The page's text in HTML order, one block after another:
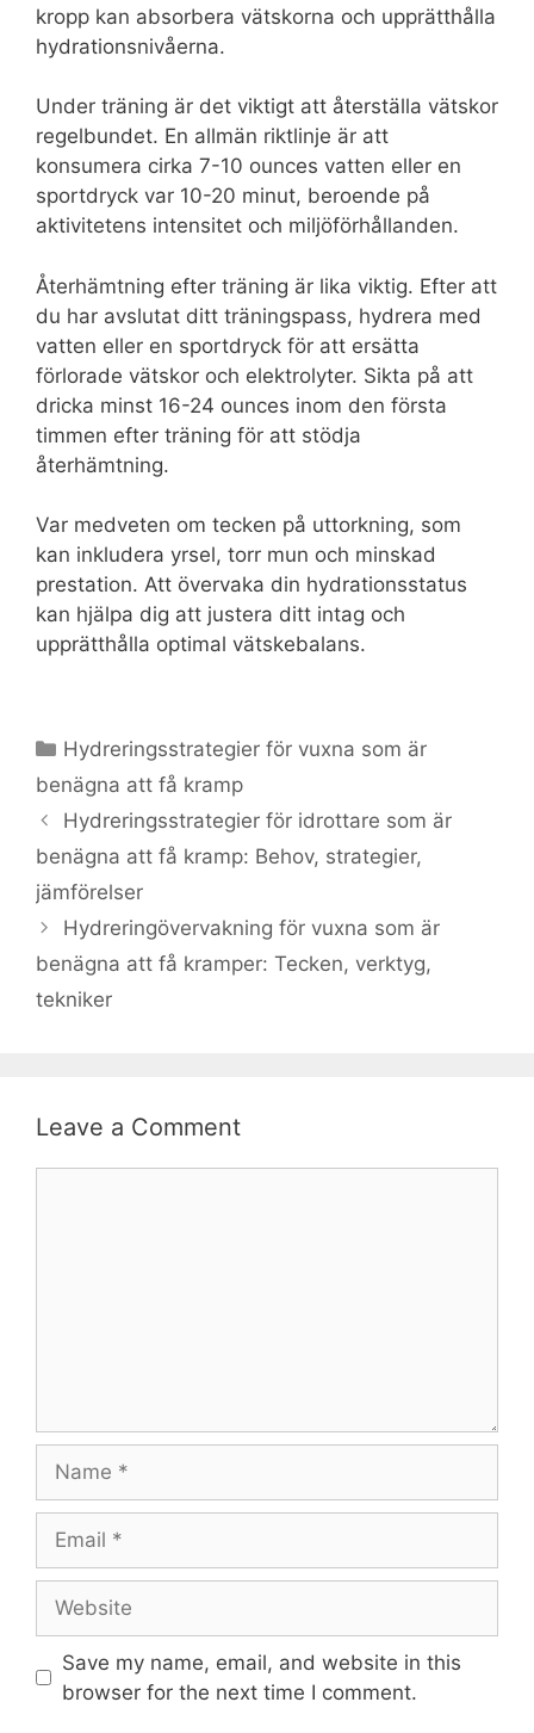
kropp kan absorbera vätskorna och upprätthålla
hydrationsnivåerna.
Under träning är det viktigt att återställa vätskor
regelbundet. En allmän riktlinje är att
konsumera cirka 7-10 ounces vatten eller en
sportdryck var 10-20 minut, beroende på
aktivitetens intensitet och miljöförhållanden.
Återhämtning efter träning är lika viktig. Efter att
du har avslutat ditt träningspass, hydrera med
vatten eller en sportdryck för att ersätta
förlorade vätskor och elektrolyter. Sikta på att
dricka minst 16-24 ounces inom den första
timmen efter träning för att stödja
återhämtning.
Var medveten om tecken på uttorkning, som
kan inkludera yrsel, torr mun och minskad
prestation. Att övervaka din hydrationsstatus
kan hjälpa dig att justera ditt intag och
upprätthålla optimal vätskebalans.
Categories
Hydreringsstrategier för vuxna som är
benägna att få kramp
Hydreringsstrategier för idrottare som är
benägna att få kramp: Behov, strategier,
jämförelser
Hydreringövervakning för vuxna som är
benägna att få kramper: Tecken, verktyg,
tekniker
Leave a Comment
Save my name, email, and website in this
browser for the next time I comment.